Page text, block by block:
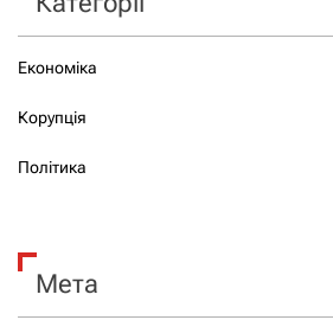
Економіка
Корупція
Політика
Мета